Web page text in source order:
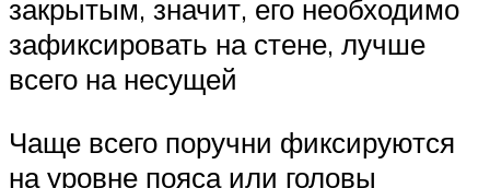
закрытым, значит, его необходимо
зафиксировать на стене, лучше
всего на несущей
Чаще всего поручни фиксируются
на уровне пояса или головы